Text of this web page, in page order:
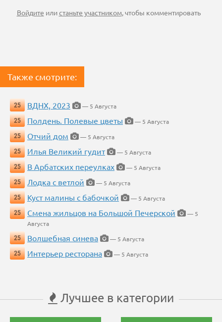
Войдите илистаньте участником, чтобы комментировать
Также смотрите:
25 ВДНХ, 2023
— 5 Августа
25
Полдень. Полевые цветы
— 5 Августа
25
Отчий дом
— 5 Августа
25
Илья Великий гудит
— 5 Августа
25
В Арбатских переулках
— 5 Августа
25
Лодка с ветлой
— 5 Августа
25
Куст малины с бабочкой
— 5 Августа
25
Смена жильцов на Большой Печерской
— 5
Августа
25
Волшебная синева
— 5 Августа
25
Интерьер ресторана — 5 Августа
Лучшее в категории